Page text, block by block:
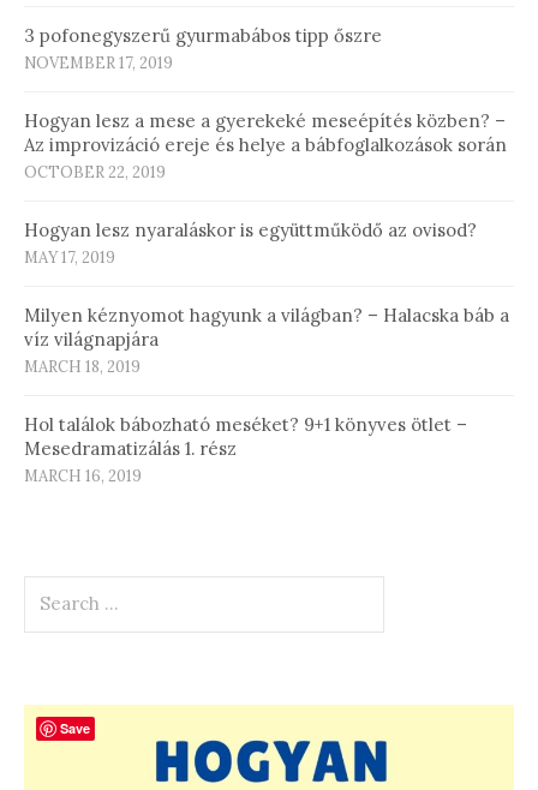
3 pofonegyszerű gyurmabábos tipp őszre
NOVEMBER 17, 2019
Hogyan lesz a mese a gyerekeké meseépítés közben? –
Az improvizáció ereje és helye a bábfoglalkozások során
OCTOBER 22, 2019
Hogyan lesz nyaraláskor is együttműködő az ovisod?
MAY 17, 2019
Milyen kéznyomot hagyunk a világban? – Halacska báb a
víz világnapjára
MARCH 18, 2019
Hol találok bábozható meséket? 9+1 könyves ötlet –
Mesedramatizálás 1. rész
MARCH 16, 2019
for:
Save